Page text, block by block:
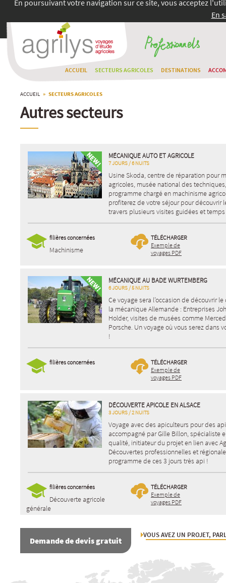
En poursuivant votre navigation sur ce site, vous acceptez
En
ACCUEIL SECTEURS AGRICOLES DESTINATIONS
ACCUEIL » SECTEURS AGRICOLES
Autres secteurs
MÉCANIQUE AUTO ET AGRICOLE
7 JOURS / 6 NUITS
Usine Skoda, centre de réparation pour
agricoles, musée national des
programme chargé en machinisme
profiterez de votre séjour pour découvrir
travers plusieurs visites guidées et
filières concernées
Machinisme
TÉLÉCHARGER
Exemple de
voyages PDF
MÉCANIQUE AU BADE WURTEMBERG
6 JOURS / 5 NUITS
Ce voyage sera l’occasion de découvrir
la mécanique Allemande : Entreprises
Holder, visites de musées comme
Porsche. Un voyage où vous serez dans
!
filières concernées
TÉLÉCHARGER
Exemple de
voyages PDF
DÉCOUVERTE APICOLE EN ALSACE
3 JOURS / 2 NUITS
Voyage avec des apiculteurs pour des
accompagné par Gille Billon, spécialiste
qualité, initiateur du projet en lien avec
Découvertes professionnelles et
programme de ces 3 jours très api !
filières concernées
Découverte agricole
générale
TÉLÉCHARGER
Exemple de
voyages PDF
Demande de devis gratuit
VOUS AVEZ UN PROJET,